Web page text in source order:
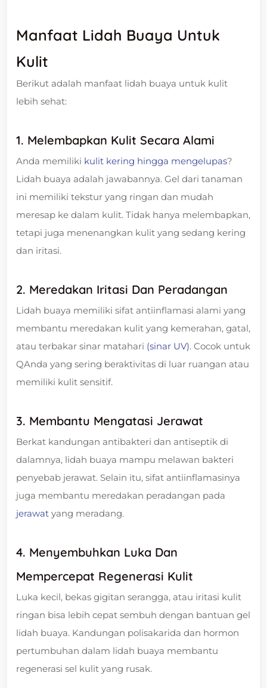
Manfaat Lidah Buaya Untuk
Kulit
Berikut adalah manfaat lidah buaya untuk kulit
lebih sehat:
1. Melembapkan Kulit Secara Alami
Anda memiliki kulit kering hingga mengelupas?
Lidah buaya adalah jawabannya. Gel dari tanaman
ini memiliki tekstur yang ringan dan mudah
meresap ke dalam kulit. Tidak hanya melembapkan,
tetapi juga menenangkan kulit yang sedang kering
dan iritasi.
2. Meredakan Iritasi Dan Peradangan
Lidah buaya memiliki sifat antiinflamasi alami yang
membantu meredakan kulit yang kemerahan, gatal,
atau terbakar sinar matahari (sinar UV). Cocok untuk
QAnda yang sering beraktivitas di luar ruangan atau
memiliki kulit sensitif.
3. Membantu Mengatasi Jerawat
Berkat kandungan antibakteri dan antiseptik di
dalamnya, lidah buaya mampu melawan bakteri
penyebab jerawat. Selain itu, sifat antiinflamasinya
juga membantu meredakan peradangan pada
jerawat yang meradang.
4. Menyembuhkan Luka Dan
Mempercepat Regenerasi Kulit
Luka kecil, bekas gigitan serangga, atau iritasi kulit
ringan bisa lebih cepat sembuh dengan bantuan gel
lidah buaya. Kandungan polisakarida dan hormon
pertumbuhan dalam lidah buaya membantu
regenerasi sel kulit yang rusak.